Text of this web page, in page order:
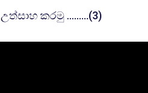
උත්සාහ කරමු .........(3)පැන විසදුම